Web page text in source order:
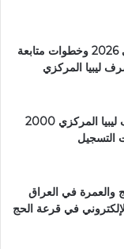
رابط منظومة راتبك لحظي 2026 وخطوات متابعة
ليبيا المركزي
رابط منظومة حجز مصرف ليبيا المركزي 2000
والعمرة في العراق